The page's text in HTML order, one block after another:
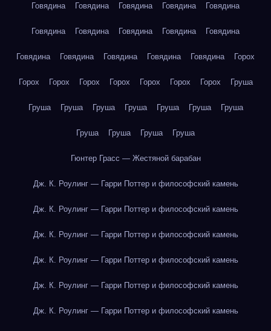
Говядина Говядина Говядина Говядина Говядина
Говядина Говядина Говядина Говядина Говядина
Говядина Говядина Говядина Говядина Говядина Горох
Горох Горох Горох Горох Горох Горох Горох Груша
Груша Груша Груша Груша Груша Груша Груша
Груша Груша Груша Груша
Гюнтер Грасс — Жестяной барабан
Дж. К. Роулинг — Гарри Поттер и философский камень
Дж. К. Роулинг — Гарри Поттер и философский камень
Дж. К. Роулинг — Гарри Поттер и философский камень
Дж. К. Роулинг — Гарри Поттер и философский камень
Дж. К. Роулинг — Гарри Поттер и философский камень
Дж. К. Роулинг — Гарри Поттер и философский камень